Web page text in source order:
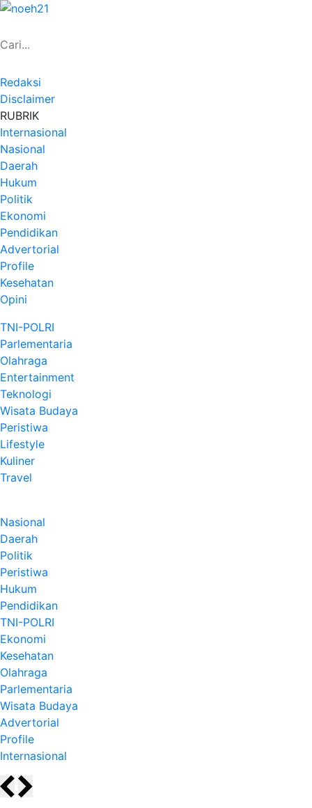
Redaksi
Disclaimer
RUBRIK
Internasional
Nasional
Daerah
Hukum
Politik
Ekonomi
Pendidikan
Advertorial
Profile
Kesehatan
Opini
TNI-POLRI
Parlementaria
Olahraga
Entertainment
Teknologi
Wisata Budaya
Peristiwa
Lifestyle
Kuliner
Travel
Nasional
Daerah
Politik
Peristiwa
Hukum
Pendidikan
TNI-POLRI
Ekonomi
Kesehatan
Olahraga
Parlementaria
Wisata Budaya
Advertorial
Profile
Internasional